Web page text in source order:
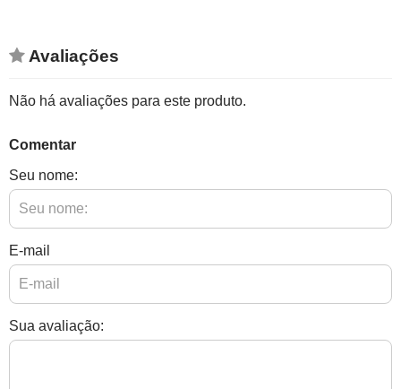
Avaliações
Não há avaliações para este produto.
Comentar
Seu nome:
E-mail
Sua avaliação: